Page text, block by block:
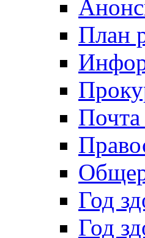
План
Год
Год